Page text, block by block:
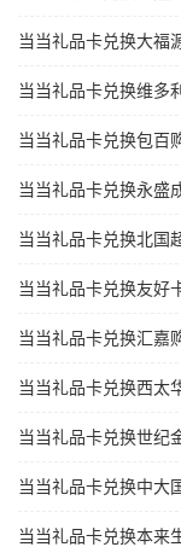
当当礼品卡兑换大福
当当礼品卡兑换维多
当当礼品卡兑换包百
当当礼品卡兑换永盛
当当礼品卡兑换北国
当当礼品卡兑换友好
当当礼品卡兑换汇嘉
当当礼品卡兑换西太
当当礼品卡兑换世纪
当当礼品卡兑换中大
当当礼品卡兑换本来